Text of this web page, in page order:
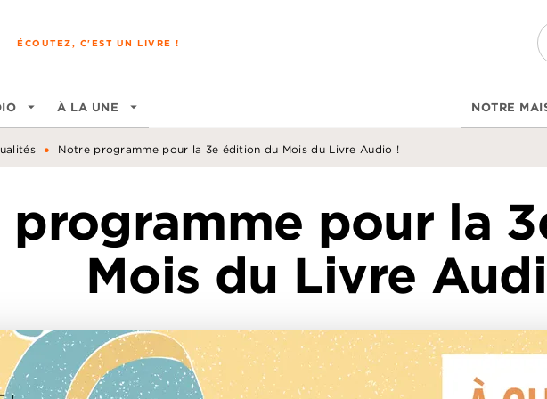
ÉCOUTEZ, C'EST UN LIVRE !
arrow_drop_down À LA UNE arrow_drop_down NOTRE
• Notre programme pour la 3e édition du Mois du Livre Audio !
programme pour la
Mois du Livre